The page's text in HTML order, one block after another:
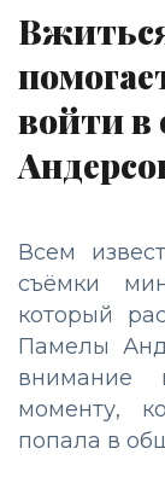
войти в
Всем
съёмки
который
Памелы
внимание
моменту,
попала в